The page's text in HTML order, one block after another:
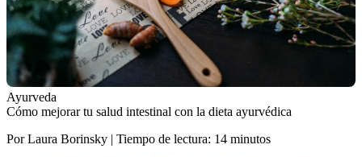
Ayurveda
Cómo mejorar tu salud intestinal con la dieta ayurvédica
Por Laura Borinsky | Tiempo de lectura: 14 minutos